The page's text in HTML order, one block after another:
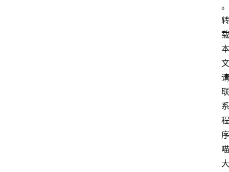
。
转
载
本
文
请
联
系
程
序
喵
大